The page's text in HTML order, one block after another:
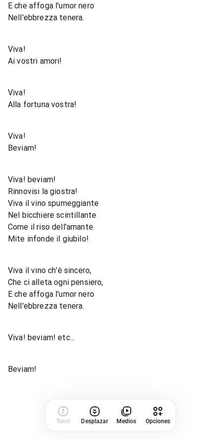
E che affoga l'umor nero
Nell'ebbrezza tenera.
Viva!
Ai vostri amori!
Viva!
Alla fortuna vostra!
Viva!
Beviam!
Viva! beviam!
Rinnovisi la giostra!
Viva il vino spumeggiante
Nel bicchiere scintillante
Come il riso dell'amante
Mite infonde il giubilo!
Viva il vino ch'è sincero,
Che ci alleta ogni pensiero,
E che affoga l'umor nero
Nell'ebbrezza tenera.
Viva! beviam! etc...
Beviam!
Tono Desplazar Medios Opciones